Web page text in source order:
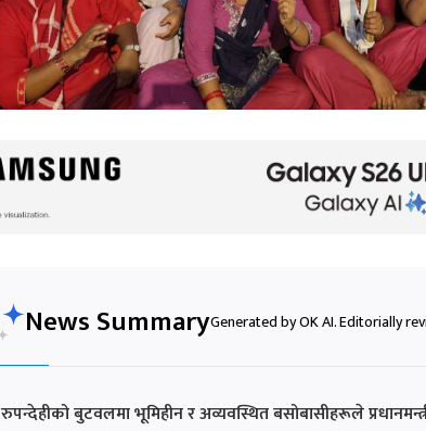
News SummaryGenerated by OK AI. Editorially
रुपन्देहीको बुटवलमा भूमिहीन र अव्यवस्थित बसोबासीहरूले